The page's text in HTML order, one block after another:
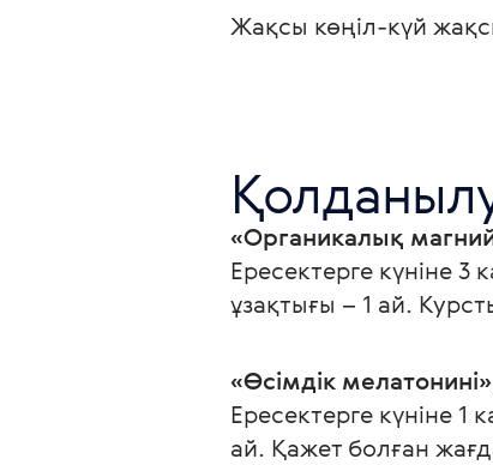
Жақсы көңіл-күй
«Органикалық
Ересектерге күніне
ұзақтығы – 1 ай.
«Өсімдік мелатонині»
Ересектерге күніне
ай. Қажет болған